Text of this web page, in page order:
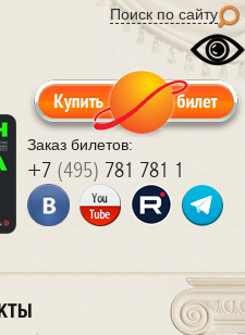
Поиск по сайту
Заказ билетов:
+7 (495) 781 781 1